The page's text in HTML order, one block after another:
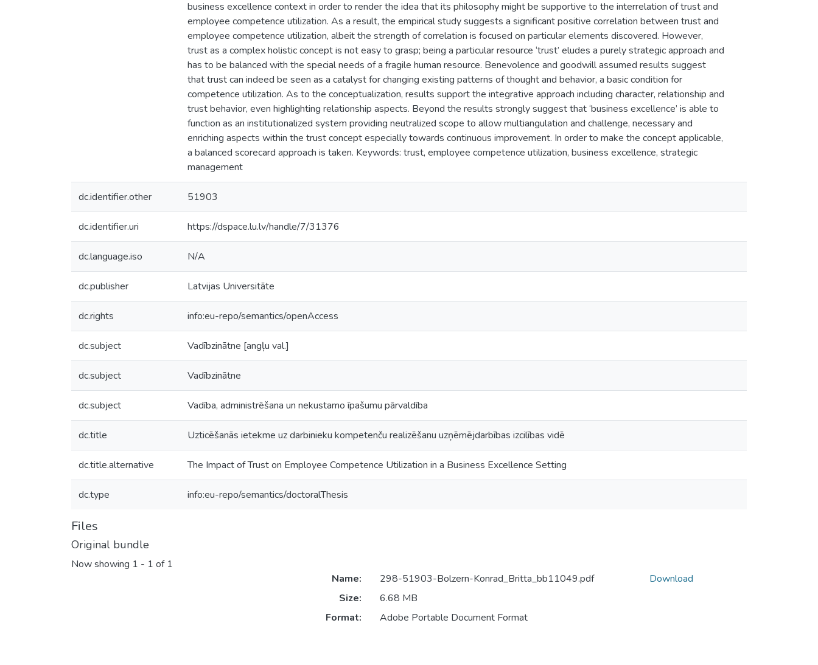
business excellence context in order to render the idea that its philosophy might be supportive to the interrelation of trust and
employee competence utilization. As a result, the empirical study suggests a significant positive correlation between trust and
employee competence utilization, albeit the strength of correlation is focused on particular elements discovered. However,
trust as a complex holistic concept is not easy to grasp; being a particular resource ‘trust’ eludes a purely strategic approach and
has to be balanced with the special needs of a fragile human resource. Benevolence and goodwill assumed results suggest
that trust can indeed be seen as a catalyst for changing existing patterns of thought and behavior, a basic condition for
competence utilization. As to the conceptualization, results support the integrative approach including character, relationship and
trust behavior, even highlighting relationship aspects. Beyond the results strongly suggest that ‘business excellence’ is able to
function as an institutionalized system providing neutralized scope to allow multiangulation and challenge, necessary and
enriching aspects within the trust concept especially towards continuous improvement. In order to make the concept applicable,
a balanced scorecard approach is taken. Keywords: trust, employee competence utilization, business excellence, strategic
management
dc.identifier.other 51903
dc.identifier.uri https://dspace.lu.lv/handle/7/31376
dc.language.iso N/A
dc.publisher Latvijas Universitāte
dc.rights info:eu-repo/semantics/openAccess
dc.subject Vadībzinātne [angļu val.]
dc.subject Vadībzinātne
dc.subject Vadība, administrēšana un nekustamo īpašumu pārvaldība
dc.title Uzticēšanās ietekme uz darbinieku kompetenču realizēšanu uzņēmējdarbības izcilības vidē
dc.title.alternative The Impact of Trust on Employee Competence Utilization in a Business Excellence Setting
dc.type info:eu-repo/semantics/doctoralThesis
Files
Original bundle
Now showing 1 - 1 of 1
Name:
298-51903-Bolzern-Konrad_Britta_bb11049.pdf
Size:
6.68 MB
Format:
Adobe Portable Document Format
Download